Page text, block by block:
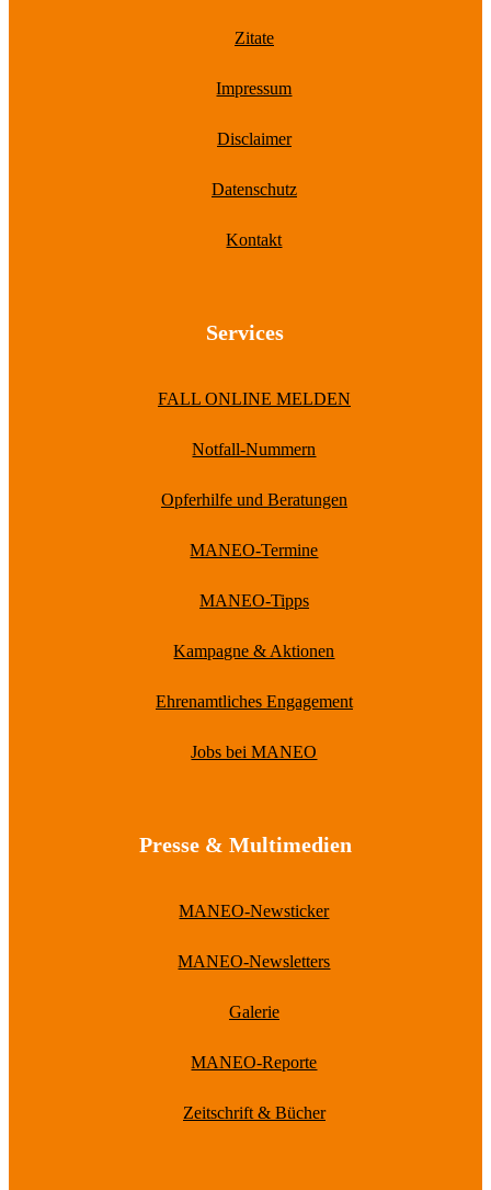
Zitate
Impressum
Disclaimer
Datenschutz
Kontakt
Services
FALL ONLINE MELDEN
Notfall-Nummern
Opferhilfe und Beratungen
MANEO-Termine
MANEO-Tipps
Kampagne & Aktionen
Ehrenamtliches Engagement
Jobs bei MANEO
Presse & Multimedien
MANEO-Newsticker
MANEO-Newsletters
Galerie
MANEO-Reporte
Zeitschrift & Bücher